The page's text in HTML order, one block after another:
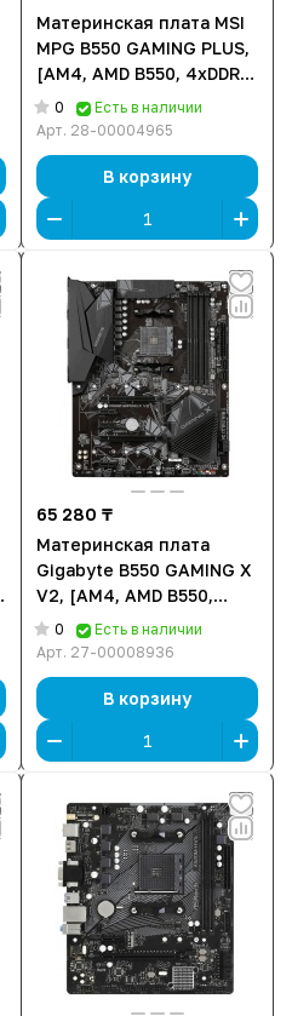
Материнская плата MSI
MPG B550 GAMING PLUS,
[AM4, AMD B550, 4xDDR
4, 2xM.2, 2xPCI-E x16,
Standard-ATX]
0
Есть в наличии
Арт. 28-00004965
В корзину
65 280 ₸
Материнская плата
Gigabyte B550 GAMING X
V2, [AM4, AMD B550,
4xDDR 4, 2xM.2, 2xPCI-E
x16, Standard-ATX]
0
Есть в наличии
Арт. 27-00008936
В корзину